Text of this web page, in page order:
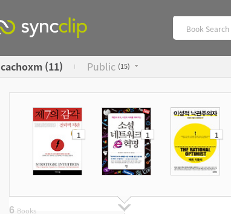
cachoxm (11) Public (15)
1 1 1
6 Books